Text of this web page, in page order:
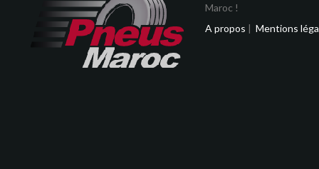
Maroc !
A propos | Mentions